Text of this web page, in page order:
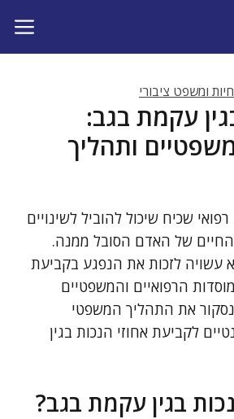
ומשפט ציבורי
עקמת בגב:
ותהליך
שכיח שיכול להוביל לשינויים
החיים של האדם הסובל ממנה.
עשויה לזכות את הנפגע בקביעת
הרפואיים והמשפטיים
את התהליך המשפטי
לקביעת אחוזי הנכות בגין
בגין עקמת בגב?